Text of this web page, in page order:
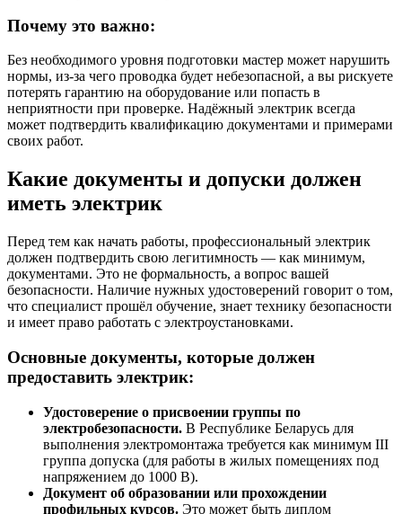
Почему это важно:
Без необходимого уровня подготовки мастер может нарушить
нормы, из-за чего проводка будет небезопасной, а вы рискуете
потерять гарантию на оборудование или попасть в
неприятности при проверке. Надёжный электрик всегда
может подтвердить квалификацию документами и примерами
своих работ.
Какие документы и допуски должен
иметь электрик
Перед тем как начать работы, профессиональный электрик
должен подтвердить свою легитимность — как минимум,
документами. Это не формальность, а вопрос вашей
безопасности. Наличие нужных удостоверений говорит о том,
что специалист прошёл обучение, знает технику безопасности
и имеет право работать с электроустановками.
Основные документы, которые должен
предоставить электрик:
Удостоверение о присвоении группы по
электробезопасности. В Республике Беларусь для
выполнения электромонтажа требуется как минимум III
группа допуска (для работы в жилых помещениях под
напряжением до 1000 В).
Документ об образовании или прохождении
профильных курсов. Это может быть диплом